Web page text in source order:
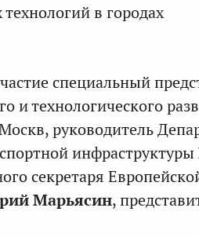
в городах
специальный
и технологического
руководитель
инфраструктуры
секретаря
Марьясин,